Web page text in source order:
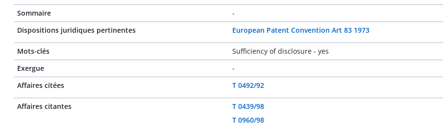
Sommaire
-
Dispositions juridiques pertinentes
European Patent Convention Art 83 1973
Mots-clés
Sufficiency of disclosure - yes
Exergue
-
Affaires citées
T 0492/92
Affaires citantes
T 0439/98
T 0960/98